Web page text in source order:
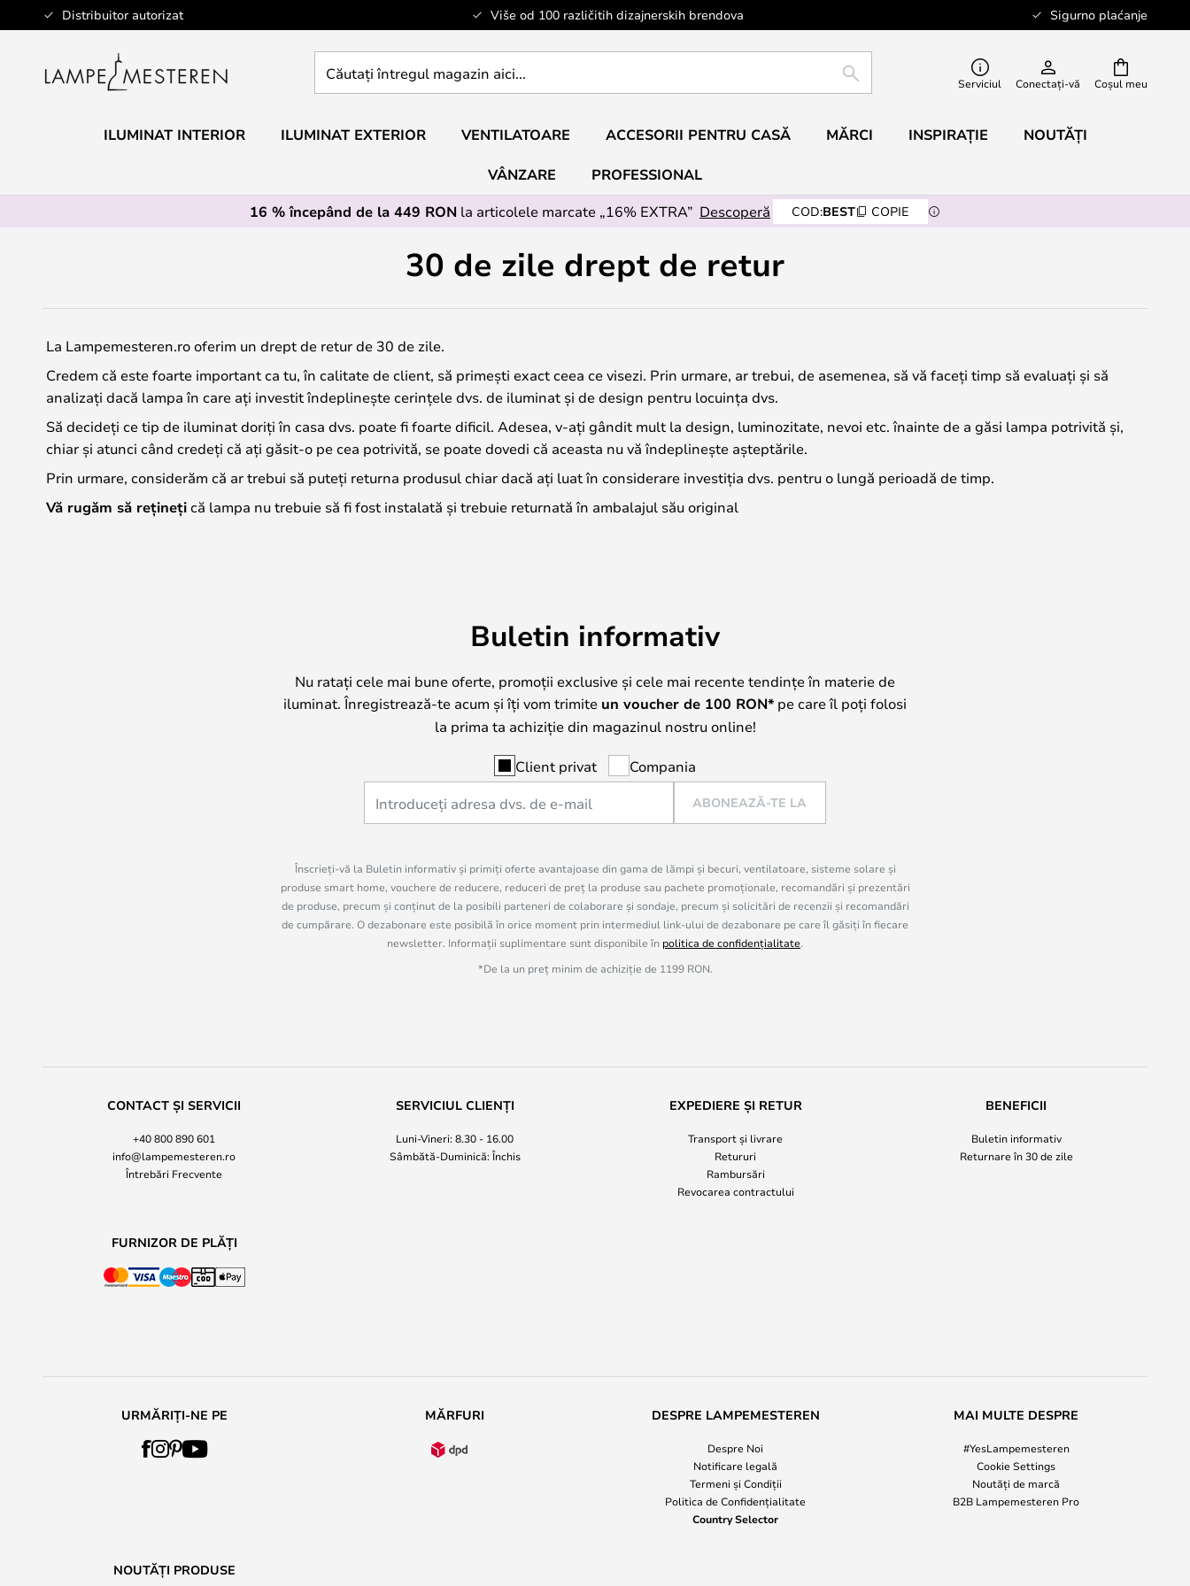
Distribuitor autorizat Više od 100 različitih dizajnerskih brendova Sigurno plaćanje
Mergeti
la
Coșul meu
întregul
aici...
CĂUTARE Serviciul Conectați-vă
ILUMINAT INTERIOR ILUMINAT EXTERIOR VENTILATOARE ACCESORII PENTRU CASĂ MĂRCI INSPIRAȚIE NOUTĂȚI
VÂNZARE
PROFESSIONAL
16 % începând de la 449 RON la articolele marcate „16% EXTRA” Descoperă COD:BEST COPIE
30 de zile drept de retur
La Lampemesteren.ro oferim un drept de retur de 30 de zile.
Credem că este foarte important ca tu, în calitate de client, să primești exact ceea ce visezi. Prin urmare, ar trebui, de asemenea, să vă faceți timp să evaluați și să
analizați dacă lampa în care ați investit îndeplinește cerințele dvs. de iluminat și de design pentru locuința dvs.
Să decideți ce tip de iluminat doriți în casa dvs. poate fi foarte dificil. Adesea, v-ați gândit mult la design, luminozitate, nevoi etc. înainte de a găsi lampa potrivită și,
chiar și atunci când credeți că ați găsit-o pe cea potrivită, se poate dovedi că aceasta nu vă îndeplinește așteptările.
Prin urmare, considerăm că ar trebui să puteți returna produsul chiar dacă ați luat în considerare investiția dvs. pentru o lungă perioadă de timp.
Vă rugăm să reținețică lampa nu trebuie să fi fost instalată și trebuie returnată în ambalajul său original
Buletin informativ
Nu ratați cele mai bune oferte, promoții exclusive și cele mai recente tendințe în materie de
iluminat. Înregistrează-te acum și îți vom trimite un voucher de 100 RON* pe care îl poți folosi
la prima ta achiziție din magazinul nostru online!
Client privat Compania
ABONEAZĂ-TE LA
Înscrieți-vă la Buletin informativ și primiți oferte avantajoase din gama de lămpi și becuri, ventilatoare, sisteme solare și
produse smart home, vouchere de reducere, reduceri de preț la produse sau pachete promoționale, recomandări și prezentări
de produse, precum și conținut de la posibili parteneri de colaborare și sondaje, precum și solicitări de recenzii și recomandări
de cumpărare. O dezabonare este posibilă în orice moment prin intermediul link-ului de dezabonare pe care îl găsiți în fiecare
newsletter. Informații suplimentare sunt disponibile în politica de confidențialitate.
*De la un preț minim de achiziție de 1199 RON.
CONTACT ȘI SERVICII
+40 800 890 601
info@lampemesteren.ro
Întrebări Frecvente
SERVICIUL CLIENȚI
Luni-Vineri: 8.30 - 16.00
Sâmbătă-Duminică: Închis
EXPEDIERE ȘI RETUR
Transport și livrare
Retururi
Rambursări
Revocarea contractului
BENEFICII
Buletin informativ
Returnare în 30 de zile
FURNIZOR DE PLĂȚI
URMĂRIȚI-NE PE MĂRFURI DESPRE LAMPEMESTEREN
Despre Noi
Notificare legală
Termeni și Condiții
Politica de Confidențialitate
Country Selector
MAI MULTE DESPRE
#YesLampemesteren
Cookie Settings
Noutăți de marcă
B2B Lampemesteren Pro
NOUTĂȚI PRODUSE